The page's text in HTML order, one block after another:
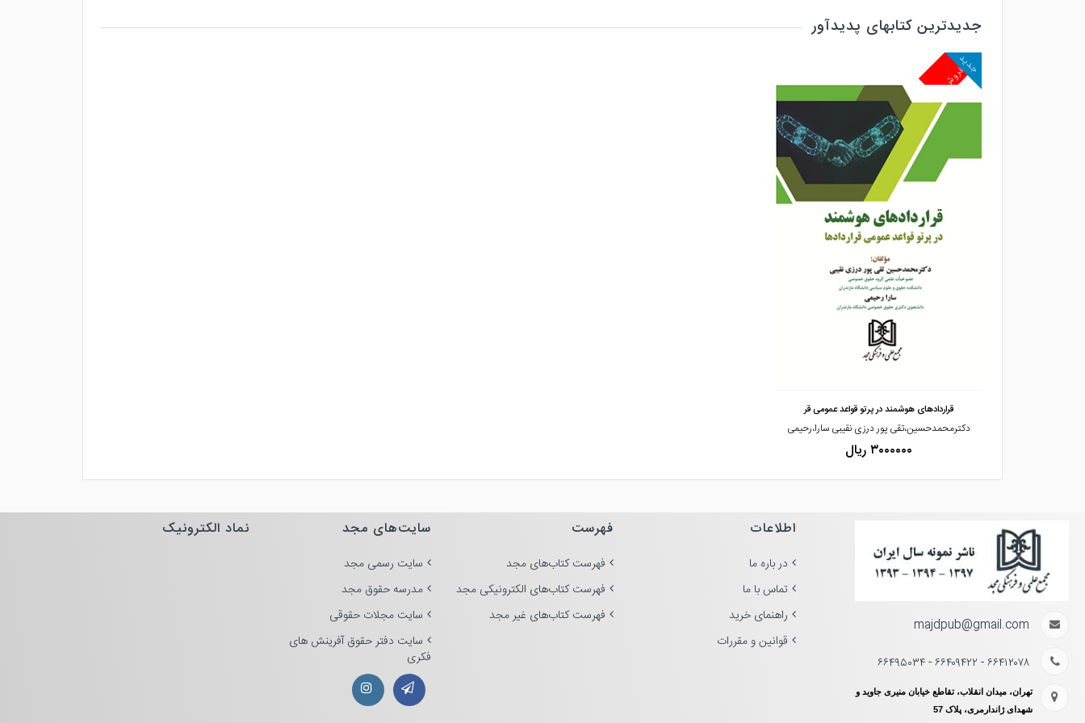
جدیدترین کتابهای پدیدآور
پرفروش
جدید
قراردادهای هوشمند در پرتو قواعد عمومی قر
دکترمحمدحسین،تقی پور درزی نقیبی سارا،رحیمی
۳۰۰۰۰۰۰ ریال
majdpub@gmail.com
۶۶۴۱۲۰۷۸ - ۶۶۴۰۹۴۲۲ - ۶۶۴۹۵۰۳۴
تهران، میدان انقلاب، تقاطع خیابان منیری جاوید و
شهدای ژاندارمری، پلاک 57
اطلاعات
در باره ما
تماس با ما
راهنمای خرید
قوانین و مقررات
فهرست
فهرست کتاب‌های مجد
فهرست کتاب‌های الکترونیکی مجد
فهرست کتاب‌های غیر مجد
سایت‌های مجد
سایت رسمی مجد
مدرسه حقوق مجد
سایت مجلات حقوقی
سایت دفتر حقوق آفرینش های
فکری
نماد الکترونیک